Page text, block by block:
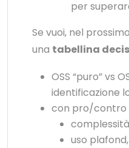
per
Se vuoi, nel
una tabellina
OSS “puro” vs
identificazione
con pro/contro
uso plafond,